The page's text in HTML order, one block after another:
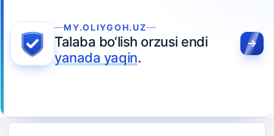
MY.OLIYGOH.UZ
Talaba bo‘lish orzusi endi
yanada yaqin.